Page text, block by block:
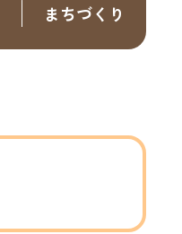
まちづくり